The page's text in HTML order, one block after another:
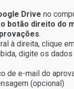
Drive no
botão direito do
.
à direita, clique
digite os
de e-mail do
(opcional)